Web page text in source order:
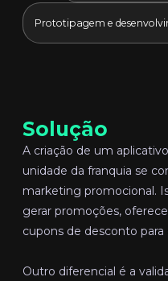
Prototipagem e
Solução
A criação de um
unidade da franquia se
marketing promocional.
gerar promoções,
cupons de desconto para
Outro diferencial é a